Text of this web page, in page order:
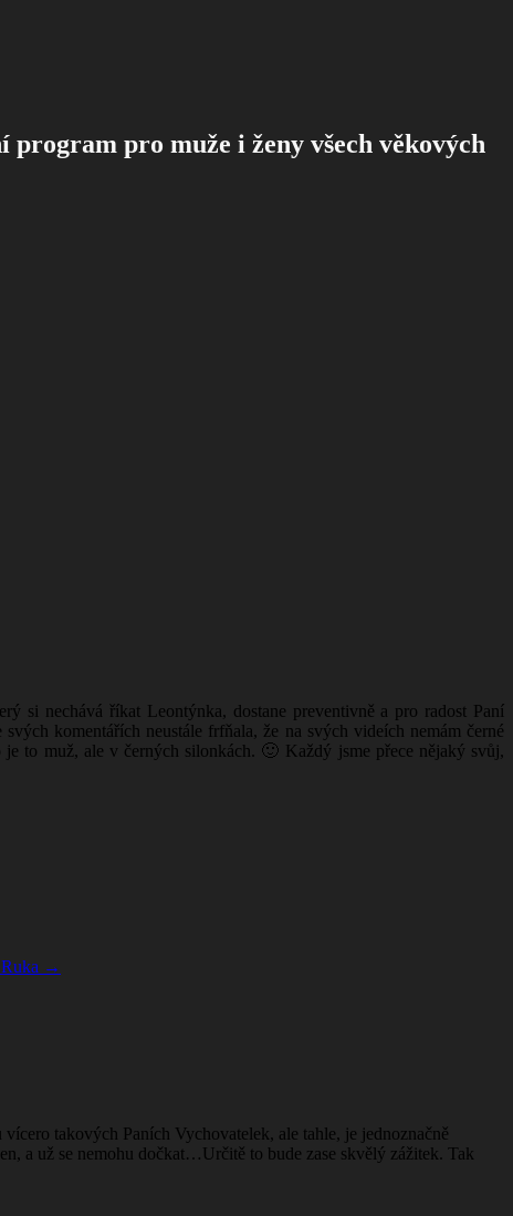
pro muže i ženy všech věkových
si nechává říkat Leontýnka, dostane preventivně a pro radost Paní
komentářích neustále frfňala, že na svých videích nemám černé
to muž, ale v černých silonkách. 🙂 Každý jsme přece nějaký svůj,
→
takových Paních Vychovatelek, ale tahle, je jednoznačně
a už se nemohu dočkat…Určitě to bude zase skvělý zážitek. Tak